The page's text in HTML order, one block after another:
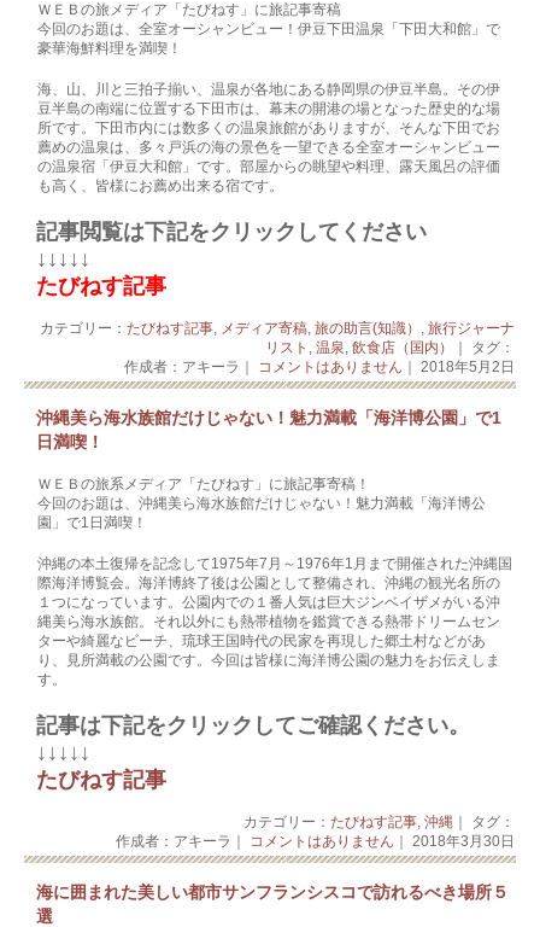
ＷＥＢの旅メディア「たびねす」に旅記事寄稿
今回のお題は、全室オーシャンビュー！伊豆下田温泉「下田大和館」で
豪華海鮮料理を満喫！
海、山、川と三拍子揃い、温泉が各地にある静岡県の伊豆半島。その伊
豆半島の南端に位置する下田市は、幕末の開港の場となった歴史的な場
所です。下田市内には数多くの温泉旅館がありますが、そんな下田でお
薦めの温泉は、多々戸浜の海の景色を一望できる全室オーシャンビュー
の温泉宿「伊豆大和館」です。部屋からの眺望や料理、露天風呂の評価
も高く、皆様にお薦め出来る宿です。
記事閲覧は下記をクリックしてください
↓↓↓↓↓
たびねす記事
カテゴリー： たびねす記事, メディア寄稿, 旅の助言(知識） , 旅行ジャーナ
リスト , 温泉, 飲食店（国内）
｜ タグ：
作成者：アキーラ｜ コメントはありません ｜ 2018年5月2日
沖縄美ら海水族館だけじゃない！魅力満載「海洋博公園」で1
日満喫！
ＷＥＢの旅系メディア「たびねす」に旅記事寄稿！
今回のお題は、沖縄美ら海水族館だけじゃない！魅力満載「海洋博公
園」で1日満喫！
沖縄の本土復帰を記念して1975年7月～1976年1月まで開催された沖縄国
際海洋博覧会。海洋博終了後は公園として整備され、沖縄の観光名所の
１つになっています。公園内での１番人気は巨大ジンベイザメがいる沖
縄美ら海水族館。それ以外にも熱帯植物を鑑賞できる熱帯ドリームセン
ターや綺麗なビーチ、琉球王国時代の民家を再現した郷土村などがあ
り、見所満載の公園です。今回は皆様に海洋博公園の魅力をお伝えしま
す。
記事は下記をクリックしてご確認ください。
↓↓↓↓↓
たびねす記事
カテゴリー： たびねす記事, 沖縄 ｜ タグ：
作成者：アキーラ｜
コメントはありません ｜ 2018年3月30日
海に囲まれた美しい都市サンフランシスコで訪れるべき場所５
選